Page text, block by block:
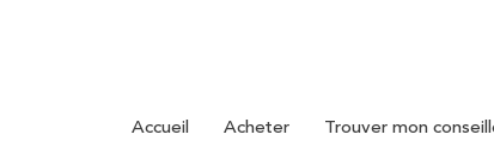
accueil acheter trouver mon